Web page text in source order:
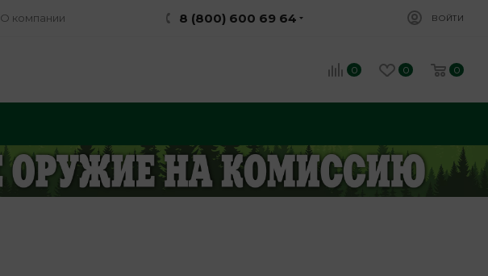
О компании 8 (800) 600 69 64 ВОЙТИ
0 0 0